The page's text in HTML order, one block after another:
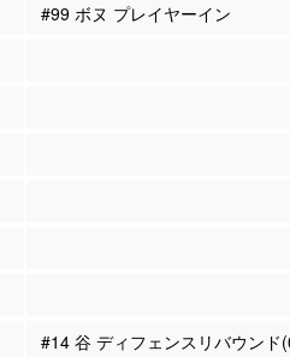
#99 ボヌ プレイヤーイン
#14 谷 ディフェンスリバウンド